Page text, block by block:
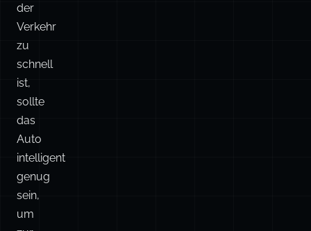
der
Verkehr
zu
schnell
ist,
sollte
das
Auto
intelligent
genug
sein,
um